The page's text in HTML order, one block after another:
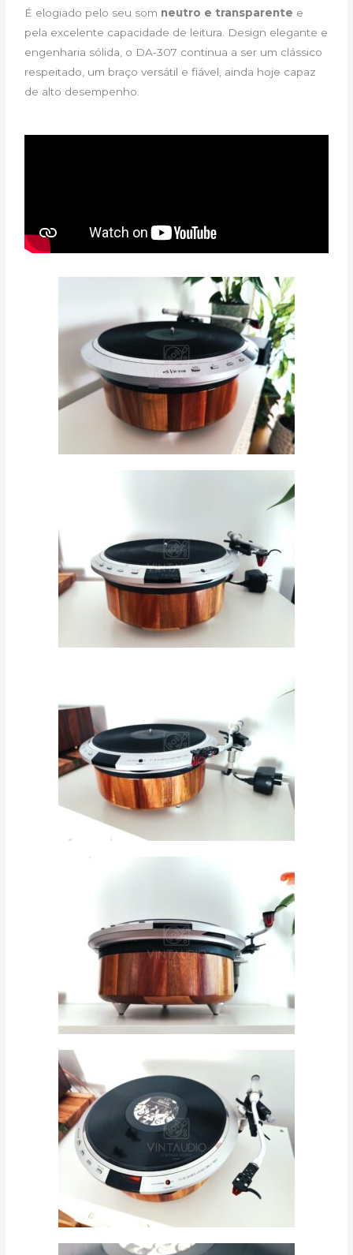
É elogiado pelo seu som neutro e transparente e
pela excelente capacidade de leitura. Design elegante e
engenharia sólida, o DA-307 continua a ser um clássico
respeitado, um braço versátil e fiável, ainda hoje capaz
de alto desempenho.